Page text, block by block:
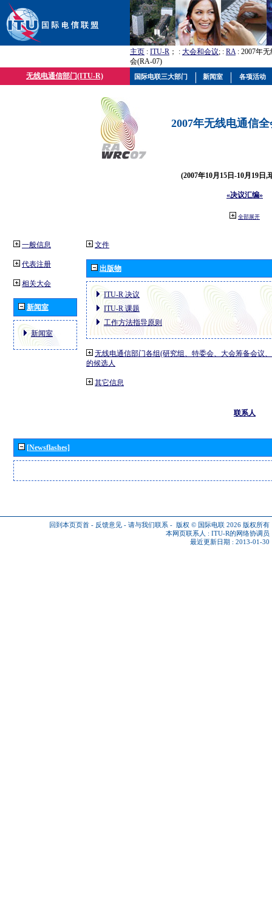
主页 : ITU-R ； : 大会和会议; : RA: 2007年
会(RA-07)
无线电通信部门(ITU-R)
2007年无线电通信
(2007年10月15日-10月19日,
«决议汇编»
全部展开
一般信息
代表注册
相关大会
新闻室
新闻室
文件
出版物
ITU-R 决议
ITU-R 课题
工作方法指导原则
无线电通信部门各组(研究组、特委会、大会筹备会议
的候选人
其它信息
联系人
[Newsflashes]
回到本页页首 - 反馈意见 - 请与我们联系 - 版权 © 国际电联 2026 版权所有
本网页联系人 : ITU-R的网络协调员
最近更新日期 : 2013-01-30
国际电联三大部门 新闻室 各项活动